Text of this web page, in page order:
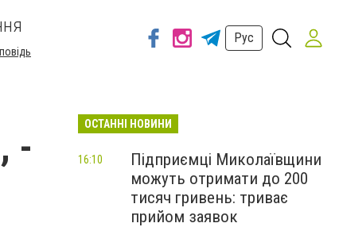
Рус
-
ОСТАННІ НОВИНИ
Підприємці Миколаївщини
можуть отримати до 200
тисяч гривень: триває
прийом заявок
16:10